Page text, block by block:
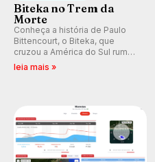
Biteka no Trem da
Morte
Conheça a história de Paulo
Bittencourt, o Biteka, que
cruzou a América do Sul rumo
ao Pacífico em uma jornada
que se tornou um marco de
leia mais »